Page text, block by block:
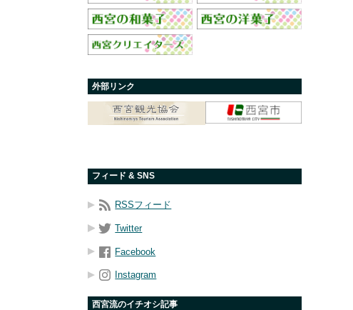
外部リンク
フィード & SNS
RSSフィード
Twitter
Facebook
Instagram
西宮流のイチオシ記事